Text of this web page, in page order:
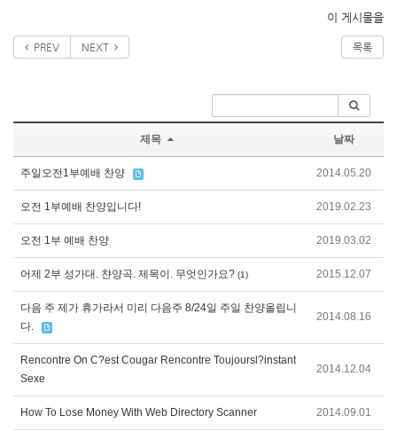
이 게시물을
PREV NEXT 목록
제목 날짜
주일오전1부예배 찬양 2014.05.20
오전 1부예배 찬양입니다! 2019.02.23
오전 1부 예배 찬양 2019.03.02
어제 2부 성가대. 챤양곡. 제목이. 무엇인가요? (1) 2015.12.07
다음 주 제가 휴가라서 미리 다음주 8/24일 주일 찬양올립니
다.
2014.08.16
Rencontre On C?est Cougar Rencontre Toujoursl?instant
Sexe
2014.12.04
How To Lose Money With Web Directory Scanner 2014.09.01